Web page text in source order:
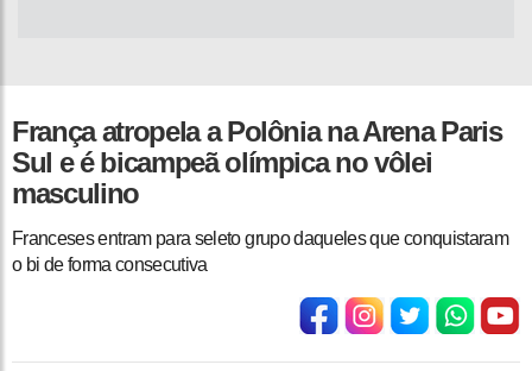
França atropela a Polônia na Arena Paris
Sul e é bicampeã olímpica no vôlei
masculino
Franceses entram para seleto grupo daqueles que conquistaram
o bi de forma consecutiva